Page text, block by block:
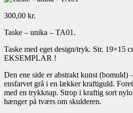
300,00 kr.
Taske – unika – TA01.
Taske med eget design/tryk. Str.
EKSEMPLAR !
Den ene side er abstrakt kunst (bomuld)
ensfarvet grå i en lækker kraftiguld.
med en trykknap. Strop i kraftig sort
hænger på tværs om skulderen.